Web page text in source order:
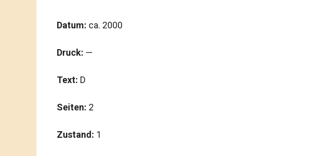
Datum: ca. 2000
Druck: —
Text: D
Seiten: 2
Zustand: 1